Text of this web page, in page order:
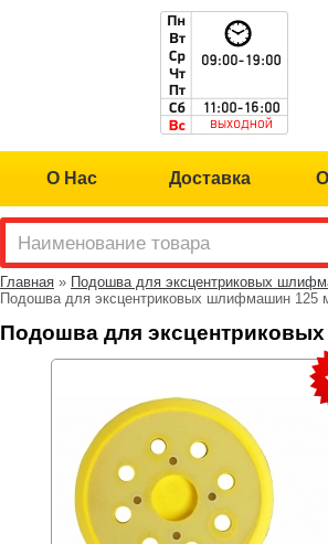
О Нас Доставка
Главная » Подошва для эксцентриковых
Подошва для эксцентриковых шлифмашин 125
Подошва для